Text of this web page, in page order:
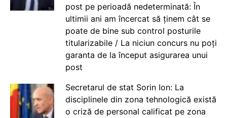
post pe perioadă nedeterminată: În
ultimii ani am încercat să ținem cât se
poate de bine sub control posturile
titularizabile / La niciun concurs nu poți
garanta de la început asigurarea unui
post
Secretarul de stat Sorin Ion: La
disciplinele din zona tehnologică există
o criză de personal calificat pe zona